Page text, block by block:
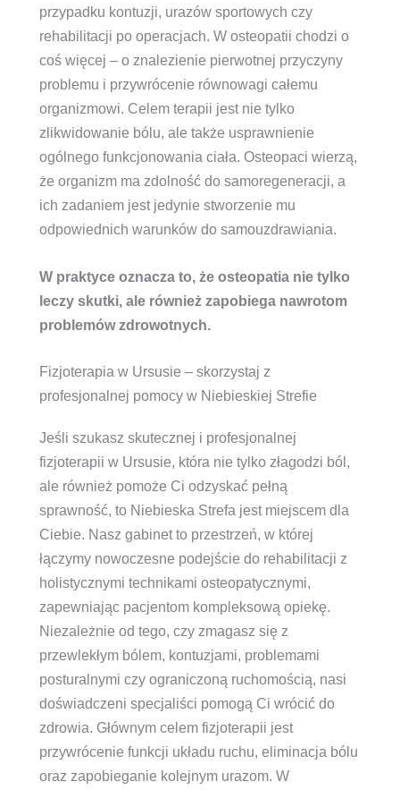
przypadku kontuzji, urazów sportowych czy
rehabilitacji po operacjach. W osteopatii chodzi o
coś więcej – o znalezienie pierwotnej przyczyny
problemu i przywrócenie równowagi całemu
organizmowi. Celem terapii jest nie tylko
zlikwidowanie bólu, ale także usprawnienie
ogólnego funkcjonowania ciała. Osteopaci wierzą,
że organizm ma zdolność do samoregeneracji, a
ich zadaniem jest jedynie stworzenie mu
odpowiednich warunków do samouzdrawiania.
W praktyce oznacza to, że osteopatia nie tylko
leczy skutki, ale również zapobiega nawrotom
problemów zdrowotnych.
Fizjoterapia w Ursusie – skorzystaj z
profesjonalnej pomocy w Niebieskiej Strefie
Jeśli szukasz skutecznej i profesjonalnej
fizjoterapii w Ursusie, która nie tylko złagodzi ból,
ale również pomoże Ci odzyskać pełną
sprawność, to Niebieska Strefa jest miejscem dla
Ciebie. Nasz gabinet to przestrzeń, w której
łączymy nowoczesne podejście do rehabilitacji z
holistycznymi technikami osteopatycznymi,
zapewniając pacjentom kompleksową opiekę.
Niezależnie od tego, czy zmagasz się z
przewlekłym bólem, kontuzjami, problemami
posturalnymi czy ograniczoną ruchomością, nasi
doświadczeni specjaliści pomogą Ci wrócić do
zdrowia. Głównym celem fizjoterapii jest
przywrócenie funkcji układu ruchu, eliminacja bólu
oraz zapobieganie kolejnym urazom. W